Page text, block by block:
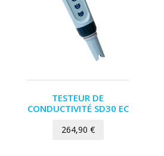
TESTEUR DE
CONDUCTIVITÉ SD30 EC
264,90 €